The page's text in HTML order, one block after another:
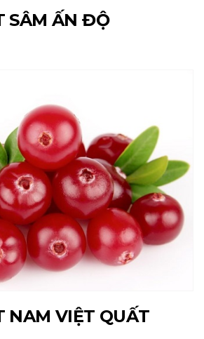
SÂM ẤN ĐỘ
NAM VIỆT QUẤT